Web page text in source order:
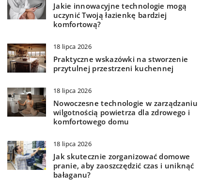
Jakie innowacyjne technologie mogą
uczynić Twoją łazienkę bardziej
komfortową?
18 lipca 2026
Praktyczne wskazówki na stworzenie
przytulnej przestrzeni kuchennej
18 lipca 2026
Nowoczesne technologie w zarządzaniu
wilgotnością powietrza dla zdrowego i
komfortowego domu
18 lipca 2026
Jak skutecznie zorganizować domowe
pranie, aby zaoszczędzić czas i uniknąć
bałaganu?